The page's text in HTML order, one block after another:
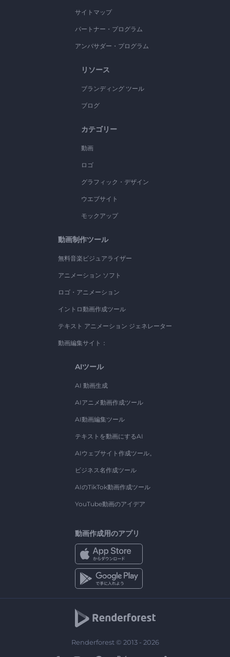
サイトマップ
パートナー・プログラム
アンバサダー・プログラム
リソース
ブランディング ツール
ブログ
カテゴリー
動画
ロゴ
グラフィック・デザイン
ウエブサイト
モックアップ
動画制作ツール
無料音楽ビジュアライザー
アニメーション ソフト
ロゴ・アニメーション
イントロ動画作成ツール
テキスト アニメーション ジェネレーター
動画編集サイト：
AIツール
AI 動画生成
AIアニメ動画作成ツール
AI動画編集ツール
テキストを動画にするAI
AIウェブサイト作成ツール。
ビジネス名作成ツール
AIのTikTok動画作成ツール
YouTube動画のアイデア
動画作成用のアプリ
Renderforest © 2013 - 2026